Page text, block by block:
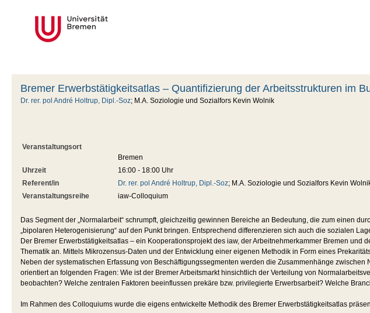
Bremer Erwerbstätigkeitsatlas – Quantifizierung der Arbeitsstrukturen im
Dr. rer. pol André Holtrup, Dipl.-Soz; M.A. Soziologie und Sozialfors Kevin Wolnik
Veranstaltungsort
Bremen
Uhrzeit
16:00 - 18:00 Uhr
Referent/in
Dr. rer. pol André Holtrup, Dipl.-Soz; M.A. Soziologie und Sozialfors Kevin
Veranstaltungsreihe
iaw-Colloquium
Das Segment der „Normalarbeit“ schrumpft, gleichzeitig gewinnen Bereiche an Bedeutung, die zum einen
„bipolaren Heterogenisierung“ auf den Punkt bringen. Entsprechend differenzieren sich auch die sozialen
Der Bremer Erwerbstätigkeitsatlas – ein Kooperationsprojekt des iaw, der Arbeitnehmerkammer Bremen
Thematik an. Mittels Mikrozensus-Daten und der Entwicklung einer eigenen Methodik in Form eines
Neben der systematischen Erfassung von Beschäftigungssegmenten werden die Zusammenhänge
orientiert an folgenden Fragen: Wie ist der Bremer Arbeitsmarkt hinsichtlich der Verteilung von
beobachten? Welche zentralen Faktoren beeinflussen prekäre bzw. privilegierte Erwerbsarbeit? Welche
Im Rahmen des Colloquiums wurde die eigens entwickelte Methodik des Bremer Erwerbstätigkeitsatlas